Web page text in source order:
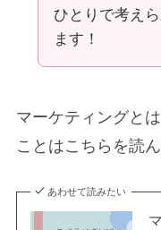
ひとりで考え
ます！
マーケティングと
ことはこちらを読
あわせて読みたい